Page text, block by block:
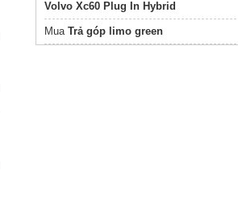
Volvo Xc60 Plug In Hybrid
Mua Trả góp limo green